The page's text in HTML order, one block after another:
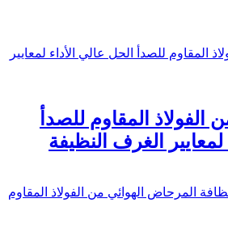
الفولاذ المقاوم للصدأ
لمعايير الغرف النظيفة